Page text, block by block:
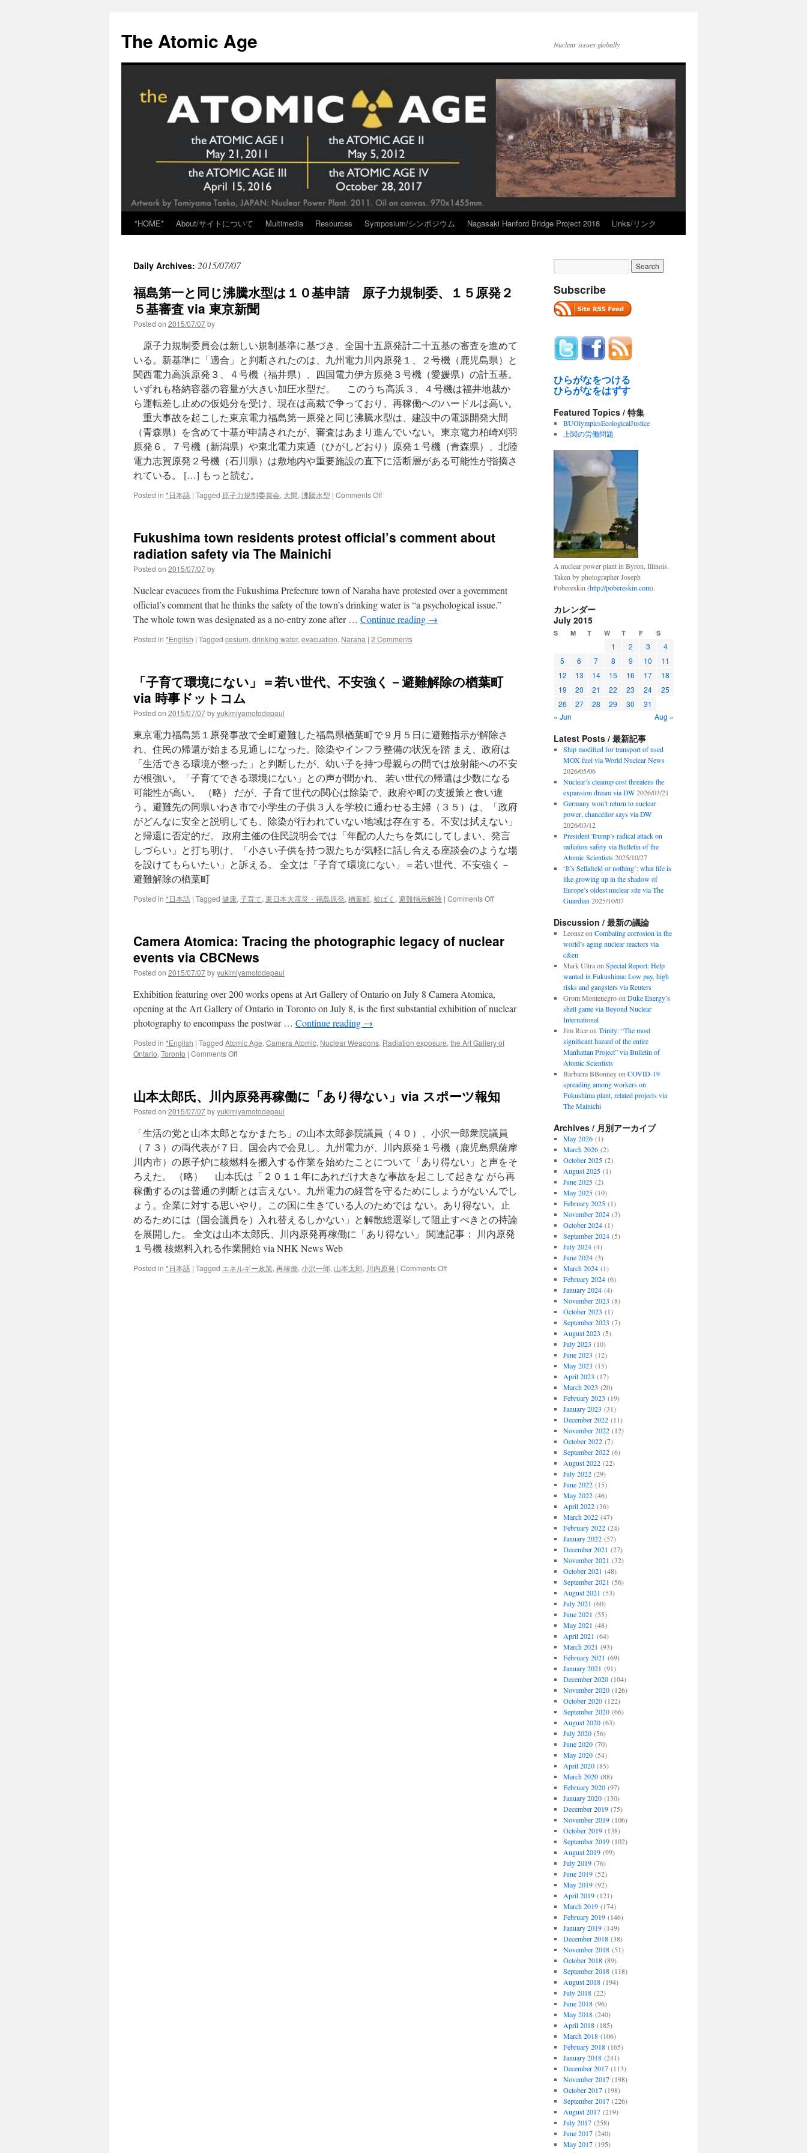
content
The Atomic Age Nuclear issues globally
*HOME* About/サイトについて Multimedia Resources Symposium/シンポジウム Nagasaki Hanford Bridge Project 2018 Links/リンク
Daily Archives: 2015/07/07
福島第一と同じ沸騰水型は１０基申請 原子力規制委、１５原発２
５基審査 via 東京新聞
Posted on 2015/07/07by
原子力規制委員会は新しい規制基準に基づき、全国十五原発計二十五基の審査を進めて
いる。新基準に「適合」と判断されたのは、九州電力川内原発１、２号機（鹿児島県）と
関西電力高浜原発３、４号機（福井県）、四国電力伊方原発３号機（愛媛県）の計五基。
いずれも格納容器の容量が大きい加圧水型だ。 このうち高浜３、４号機は福井地裁か
ら運転差し止めの仮処分を受け、現在は高裁で争っており、再稼働へのハードルは高い。
重大事故を起こした東京電力福島第一原発と同じ沸騰水型は、建設中の電源開発大間
（青森県）を含めて十基が申請されたが、審査はあまり進んでいない。東京電力柏崎刈羽
原発６、７号機（新潟県）や東北電力東通（ひがしどおり）原発１号機（青森県）、北陸
電力志賀原発２号機（石川県）は敷地内や重要施設の直下に活断層がある可能性が指摘さ
れている。 […] もっと読む。
Posted in *日本語 | Tagged 原子力規制委員会, 大間, 沸騰水型 | Comments Offon
一
騰
水
は
０
請
原
制
委、
１
５
原
２
５
基
審
査
via
東
京
聞
Fukushima town residents protest official’s comment about
radiation safety via The Mainichi
Posted on 2015/07/07by
Nuclear evacuees from the Fukushima Prefecture town of Naraha have protested over a government
official’s comment that he thinks the safety of the town’s drinking water is “a psychological issue.”
The whole town was designated as a no-entry zone after … Continue reading →
Posted in *English | Tagged cesium, drinking water, evacuation, Naraha | 2 Comments
「子育て環境にない」＝若い世代、不安強く－避難解除の楢葉町
via 時事ドットコム
Posted on 2015/07/07byyukimiyamotodepaul
東京電力福島第１原発事故で全町避難した福島県楢葉町で９月５日に避難指示が解除さ
れ、住民の帰還が始まる見通しになった。除染やインフラ整備の状況を踏 まえ、政府は
「生活できる環境が整った」と判断したが、幼い子を持つ母親らの間では放射能への不安
が根強い。「子育てできる環境にない」との声が聞かれ、 若い世代の帰還は少数になる
可能性が高い。 （略） だが、子育て世代の関心は除染で、政府や町の支援策と食い違
う。避難先の同県いわき市で小学生の子供３人を学校に通わせる主婦（３５）は、「政府
がどんなに安全と説明しても、除染が行われていない地域は存在する。不安は拭えない」
と帰還に否定的だ。 政府主催の住民説明会では「年配の人たちを気にしてしまい、発言
しづらい」と打ち明け、「小さい子供を持つ親たちが気軽に話し合える座談会のような場
を設けてもらいたい」と訴える。 全文は「子育て環境にない」＝若い世代、不安強く－
避難解除の楢葉町
Posted in *日本語 | Tagged 健康, 子育て, 東日本大震災・福島原発, 楢葉町, 被ばく , 避難指示解除 | Comments Offon
環
＝
若
代、
不
－
避
除
の
楢
町
via
事
ド
ッ
Camera Atomica: Tracing the photographic legacy of nuclear
events via CBCNews
Posted on 2015/07/07byyukimiyamotodepaul
Exhibition featuring over 200 works opens at Art Gallery of Ontario on July 8 Camera Atomica,
opening at the Art Gallery of Ontario in Toronto on July 8, is the first substantial exhibition of nuclear
photography to encompass the postwar … Continue reading →
Posted in *English | Tagged Atomic Age, Camera Atomic, Nuclear Weapons, Radiation exposure, the Art Gallery of
Ontario, Toronto | Comments Offon
the
photographic
legacy
of
nuclear
events
via
CBCNews
山本太郎氏、川内原発再稼働に「あり得ない」via スポーツ報知
Posted on 2015/07/07byyukimiyamotodepaul
「生活の党と山本太郎となかまたち」の山本太郎参院議員（４０）、小沢一郎衆院議員
（７３）の両代表が７日、国会内で会見し、九州電力が、川内原発１号機（鹿児島県薩摩
川内市）の原子炉に核燃料を搬入する作業を始めたことについて「あり得ない」と声をそ
ろえた。 （略） 山本氏は「２０１１年にあれだけ大きな事故を起こして起きな がら再
稼働するのは普通の判断とは言えない。九州電力の経営を守るためにしょうがないんでし
ょう。企業に対する思いやり。この国に生きている人のためでは ない。あり得ない。止
めるためには（国会議員を）入れ替えるしかない」と解散総選挙して阻止すべきとの持論
を展開した。 全文は山本太郎氏、川内原発再稼働に「あり得ない」 関連記事： 川内原発
１号機 核燃料入れる作業開始 via NHK News Web
Posted in *日本語 | Tagged エネルギー政策, 再稼働, 小沢一郎, 山本太郎, 川内原発 | Comments Offon
Subscribe
ひらがなをつける
ひらがなをはずす
Featured Topics / 特集
BUOlympicsEcologicalJustice
上関の労働問題
A nuclear power plant in Byron, Illinois.
Taken by photographer Joseph
Pobereskin (http://pobereskin.com).
カレンダー
July 2015
S M T W T F S
1 2 3
4
5
6 7 8 9 10
11
12
13 14 15 16 17
18
19
20 21 22 23 24
25
26
27 28 29 30
31
« Jun
Aug »
Latest Posts / 最新記事
Ship modified for transport of used
MOX fuel via World Nuclear News
2026/05/06
Nuclear’s cleanup cost threatens the
expansion dream via DW 2026/03/21
Germany won’t return to nuclear
power, chancellor says via DW
2026/03/12
President Trump’s radical attack on
radiation safety via Bulletin of the
Atomic Scientists 2025/10/27
‘It’s Sellafield or nothing’: what life is
like growing up in the shadow of
Europe’s oldest nuclear site via The
Guardian 2025/10/07
Discussion / 最新の議論
Leonszon Combating corrosion in the
world’s aging nuclear reactors via
c&en
Mark Ultraon Special Report: Help
wanted in Fukushima: Low pay, high
risks and gangsters via Reuters
Grom Montenegroon Duke Energy’s
shell game via Beyond Nuclear
International
Jim Riceon Trinity: “The most
significant hazard of the entire
Manhattan Project” via Bulletin of
Atomic Scientists
Barbarra BBonneyon COVID-19
spreading among workers on
Fukushima plant, related projects via
The Mainichi
Archives / 月別アーカイブ
May 2026(1)
March 2026(2)
October 2025(2)
August 2025(1)
June 2025(2)
May 2025(10)
February 2025(1)
November 2024(3)
October 2024(1)
September 2024(5)
July 2024(4)
June 2024(3)
March 2024(1)
February 2024(6)
January 2024(4)
November 2023 (8)
October 2023 (1)
September 2023 (7)
August 2023 (5)
July 2023 (10)
June 2023 (12)
May 2023 (15)
April 2023 (17)
March 2023 (20)
February 2023 (19)
January 2023 (31)
December 2022(11)
November 2022(12)
October 2022(7)
September 2022(6)
August 2022(22)
July 2022(29)
June 2022(15)
May 2022(46)
April 2022(36)
March 2022(47)
February 2022(24)
January 2022(57)
December 2021 (27)
November 2021 (32)
October 2021 (48)
September 2021 (56)
August 2021 (53)
July 2021 (60)
June 2021 (55)
May 2021 (48)
April 2021 (64)
March 2021 (93)
February 2021 (69)
January 2021 (91)
December 2020(104)
November 2020(126)
October 2020(122)
September 2020(66)
August 2020(63)
July 2020(56)
June 2020(70)
May 2020(54)
April 2020(85)
March 2020(88)
February 2020(97)
January 2020(130)
December 2019(75)
November 2019(106)
October 2019(138)
September 2019(102)
August 2019(99)
July 2019(76)
June 2019(52)
May 2019(92)
April 2019(121)
March 2019(174)
February 2019(146)
January 2019(149)
December 2018(38)
November 2018(51)
October 2018(89)
September 2018(118)
August 2018(194)
July 2018(22)
June 2018(96)
May 2018(240)
April 2018(185)
March 2018(106)
February 2018(165)
January 2018(241)
December 2017(113)
November 2017(198)
October 2017(198)
September 2017(226)
August 2017(219)
July 2017(258)
June 2017(240)
May 2017(195)